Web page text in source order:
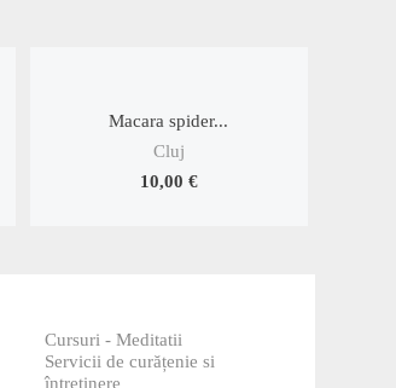
Macara spider...
Cluj
10,00 €
Cursuri - Meditatii
Servicii de curățenie si
întreținere